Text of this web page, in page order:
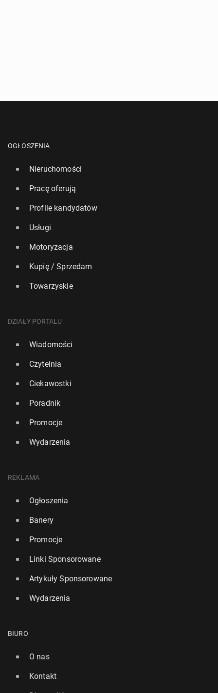
OGŁOSZENIA
Nieruchomości
Pracę oferują
Profile kandydatów
Usługi
Motoryzacja
Kupię / Sprzedam
Towarzyskie
DZIAŁY PORTALU
Wiadomości
Czytelnia
Ciekawostki
Poradnik
Promocje
Wydarzenia
REKLAMA
Ogłoszenia
Banery
Promocje
Linki Sponsorowane
Artykuły Sponsorowane
Wydarzenia
BIURO
O nas
Kontakt